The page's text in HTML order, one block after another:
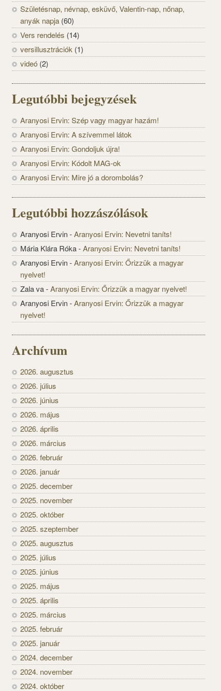
Születésnap, névnap, esküvő, Valentin-nap, nőnap,
anyák napja (60)
Vers rendelés (14)
versillusztrációk (1)
videó (2)
Legutóbbi bejegyzések
Aranyosi Ervin: Szép vagy magyar hazám!
Aranyosi Ervin: A szívemmel látok
Aranyosi Ervin: Gondoljuk újra!
Aranyosi Ervin: Kódolt MAG-ok
Aranyosi Ervin: Mire jó a dorombolás?
Legutóbbi hozzászólások
Aranyosi Ervin-Aranyosi Ervin: Nevetni taníts!
Mária Klára Róka-Aranyosi Ervin: Nevetni taníts!
Aranyosi Ervin-Aranyosi Ervin: Őrizzük a magyar
nyelvet!
Zala va-Aranyosi Ervin: Őrizzük a magyar nyelvet!
Aranyosi Ervin-Aranyosi Ervin: Őrizzük a magyar
nyelvet!
Archívum
2026. augusztus
2026. július
2026. június
2026. május
2026. április
2026. március
2026. február
2026. január
2025. december
2025. november
2025. október
2025. szeptember
2025. augusztus
2025. július
2025. június
2025. május
2025. április
2025. március
2025. február
2025. január
2024. december
2024. november
2024. október